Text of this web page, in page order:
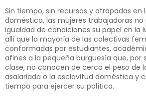
Sin tiempo, sin recursos y atra­padas en
doméstica, las mujeres trabajadoras
igualdad de condiciones su papel en la
allí que la mayoría de las colectivas
conformadas por estudiantes,
afines a la pequeña burguesía que, por
clase, no conocen de cerca el peso de
asalariada o la esclavitud doméstica y
tiempo para ejercer su política.